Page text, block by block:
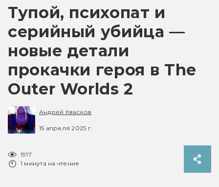
Тупой, психопат и
серийный убийца —
новые детали
прокачки героя в The
Outer Worlds 2
Андрей Квасков
15 апреля 2025 г.
1917
1 минута на чтение